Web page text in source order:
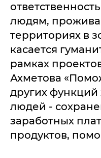
людям,
территориях в
касается
рамках
Ахметова
других
людей -
заработных
продуктов,